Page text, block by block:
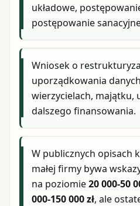
układowe,
postępowanie
Wniosek o
uporządkowania
wierzycielach, majątku,
dalszego finansowania.
W publicznych opisach
małej firmy bywa
na poziomie20 000-50
000-150 000 zł, ale